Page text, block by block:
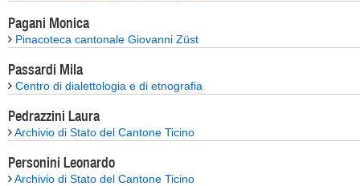
Pagani Monica
Pinacoteca cantonale Giovanni Züst
Passardi Mila
Centro di dialettologia e di etnografia
Pedrazzini Laura
Archivio di Stato del Cantone Ticino
Personini Leonardo
Archivio di Stato del Cantone Ticino